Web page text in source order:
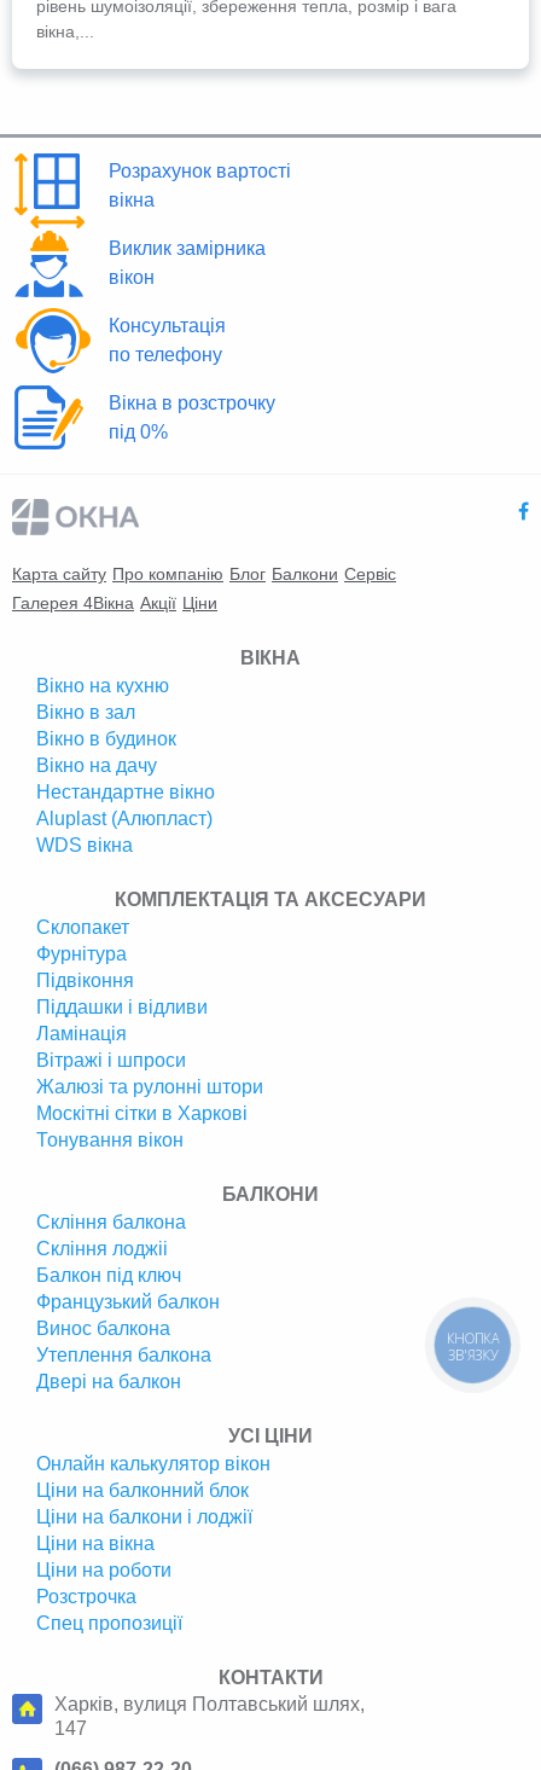
рівень шумоізоляції, збереження тепла, розмір і вага
вікна,...
Розрахунок вартості
вікна
Виклик замірника
вікон
Консультація
по телефону
Вікна в розстрочку
під 0%
Карта сайту Про компанію Блог Балкони Сервіс
Галерея 4Вікна Акції Ціни
ВІКНА
Вікно на кухню
Вікно в зал
Вікно в будинок
Вікно на дачу
Нестандартне вікно
Аluplast (Алюпласт)
WDS вікна
КОМПЛЕКТАЦІЯ ТА АКСЕСУАРИ
Склопакет
Фурнітура
Підвіконня
Піддашки і відливи
Ламінація
Вітражі і шпроси
Жалюзі та рулонні штори
Москітні сітки в Харкові
Тонування вікон
БАЛКОНИ
Скління балкона
Скління лоджіі
Балкон під ключ
Французький балкон
Винос балкона
Утеплення балкона
Двері на балкон
УСІ ЦІНИ
Онлайн калькулятор вікон
Ціни на балконний блок
Ціни на балкони і лоджії
Ціни на вікна
Ціни на роботи
Розстрочка
Спец пропозиції
КОНТАКТИ
Харків, вулиця Полтавський шлях,
147
КНОПКА
ЗВ'ЯЗКУ